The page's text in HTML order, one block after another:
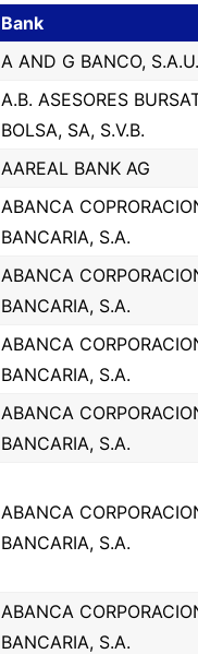
Bank
A AND G BANCO, S.A.U.
A.B. ASESORES
BOLSA, SA, S.V.B.
AAREAL BANK AG
ABANCA
BANCARIA, S.A.
ABANCA
BANCARIA, S.A.
ABANCA
BANCARIA, S.A.
ABANCA
BANCARIA, S.A.
ABANCA
BANCARIA, S.A.
ABANCA
BANCARIA, S.A.